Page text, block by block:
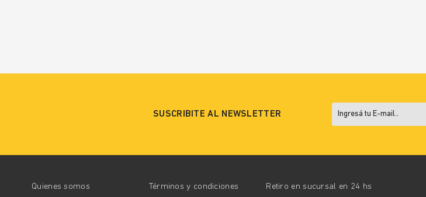
SUSCRIBITE AL NEWSLETTER
Quienes somos Términos y condiciones Retiro en sucursal en 24 hs